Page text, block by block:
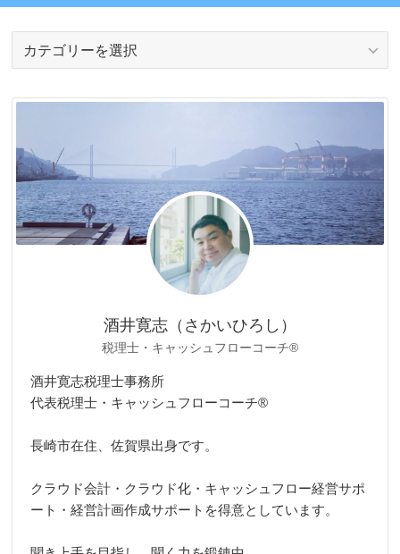
リ
酒井寛志（さかいひろし）
税理士・キャッシュフローコーチ®
酒井寛志税理士事務所
代表税理士・キャッシュフローコーチ®
長崎市在住、佐賀県出身です。
クラウド会計・クラウド化・キャッシュフロー経営サポ
ート・経営計画作成サポートを得意としています。